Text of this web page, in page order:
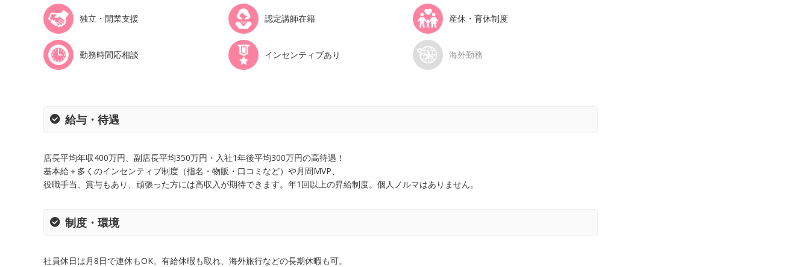
独立・開業支援 認定講師在籍 産休・育休制度
勤務時間応相談 インセンティブあり 海外勤務
給与・待遇
店長平均年収400万円、副店長平均350万円・入社1年後平均300万円の高待遇！
基本給＋多くのインセンティブ制度（指名・物販・口コミなど）や月間MVP、
役職手当、賞与もあり、頑張った方には高収入が期待できます。年1回以上の昇給制度。個人ノルマはありません。
制度・環境
社員休日は月8日で連休もOK。有給休暇も取れ、海外旅行などの長期休暇も可。